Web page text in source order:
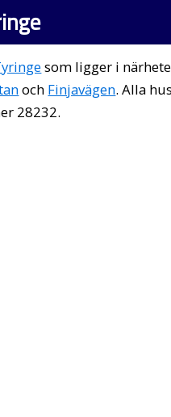
som ligger i
och Finjavägen. Alla
28232.